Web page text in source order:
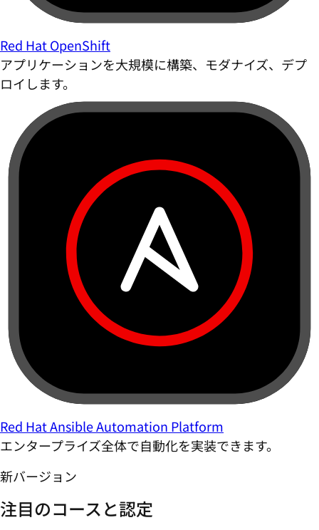
Red Hat OpenShift
アプリケーションを大規模に構築、モダナイズ、デプ
ロイします。
Red Hat Ansible Automation Platform
エンタープライズ全体で自動化を実装できます。
新バージョン
注目のコースと認定